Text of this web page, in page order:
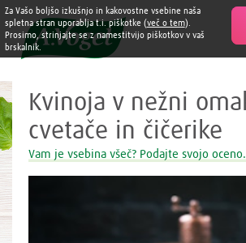

Zdravi in slastni recepti A.
Kvinoja v nežni
cvetače in čičerike
Vam je vsebina všeč? Podajte svojo oceno.
Za Vašo boljšo izkušnjo in kakovostne vsebine naša
spletna stran uporablja t.i. piškotke (več o tem).
Prosimo, strinjajte se z namestitvijo piškotkov v vaš
brskalnik.